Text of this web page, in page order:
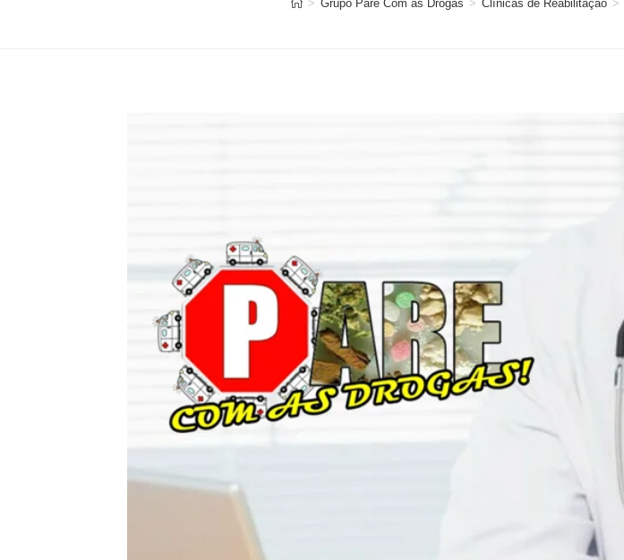
> Grupo Pare Com as Drogas > Clínicas de Reabilitação >